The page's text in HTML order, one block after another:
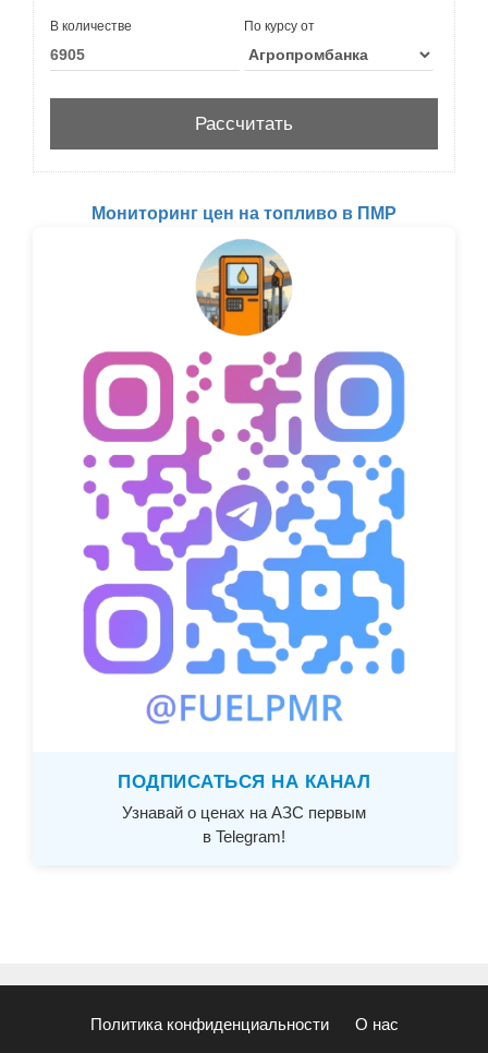
В количестве По курсу от
Мониторинг цен на топливо в ПМР
ПОДПИСАТЬСЯ НА КАНАЛ
Узнавай о ценах на АЗС первым
в Telegram!
Политика конфиденциальности О нас